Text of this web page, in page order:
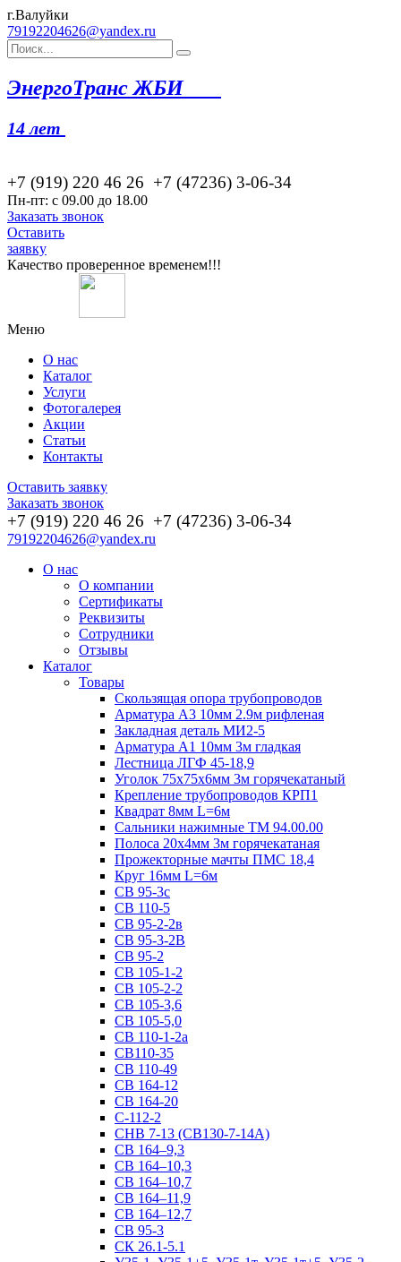
г.Валуйки
79192204626@yandex.ru
ЭнергоТранс ЖБИ
14 лет
+7 (919) 220 46 26 +7 (47236) 3-06-34
Пн-пт: с 09.00 до 18.00
Заказать звонок
Оставить
заявку
Качество проверенное временем!!!
Меню
О нас
Каталог
Услуги
Фотогалерея
Акции
Статьи
Контакты
Оставить заявку
Заказать звонок
+7 (919) 220 46 26 +7 (47236) 3-06-34
79192204626@yandex.ru
О нас
О компании
Сертификаты
Реквизиты
Сотрудники
Отзывы
Каталог
Товары
Скользящая опора трубопроводов
Арматура А3 10мм 2.9м рифленая
Закладная деталь МИ2-5
Арматура А1 10мм 3м гладкая
Лестница ЛГФ 45-18,9
Уголок 75х75х6мм 3м горячекатаный
Крепление трубопроводов КРП1
Квадрат 8мм L=6м
Сальники нажимные ТМ 94.00.00
Полоса 20х4мм 3м горячекатаная
Прожекторные мачты ПМС 18,4
Круг 16мм L=6м
СВ 95-3с
СВ 110-5
СВ 95-2-2в
СВ 95-3-2В
СВ 95-2
СВ 105-1-2
СВ 105-2-2
СВ 105-3,6
СВ 105-5,0
СВ 110-1-2а
СВ110-35
СВ 110-49
СВ 164-12
СВ 164-20
С-112-2
СНВ 7-13 (СВ130-7-14А)
СВ 164–9,3
СВ 164–10,3
СВ 164–10,7
СВ 164–11,9
СВ 164–12,7
СВ 95-3
СК 26.1-5.1